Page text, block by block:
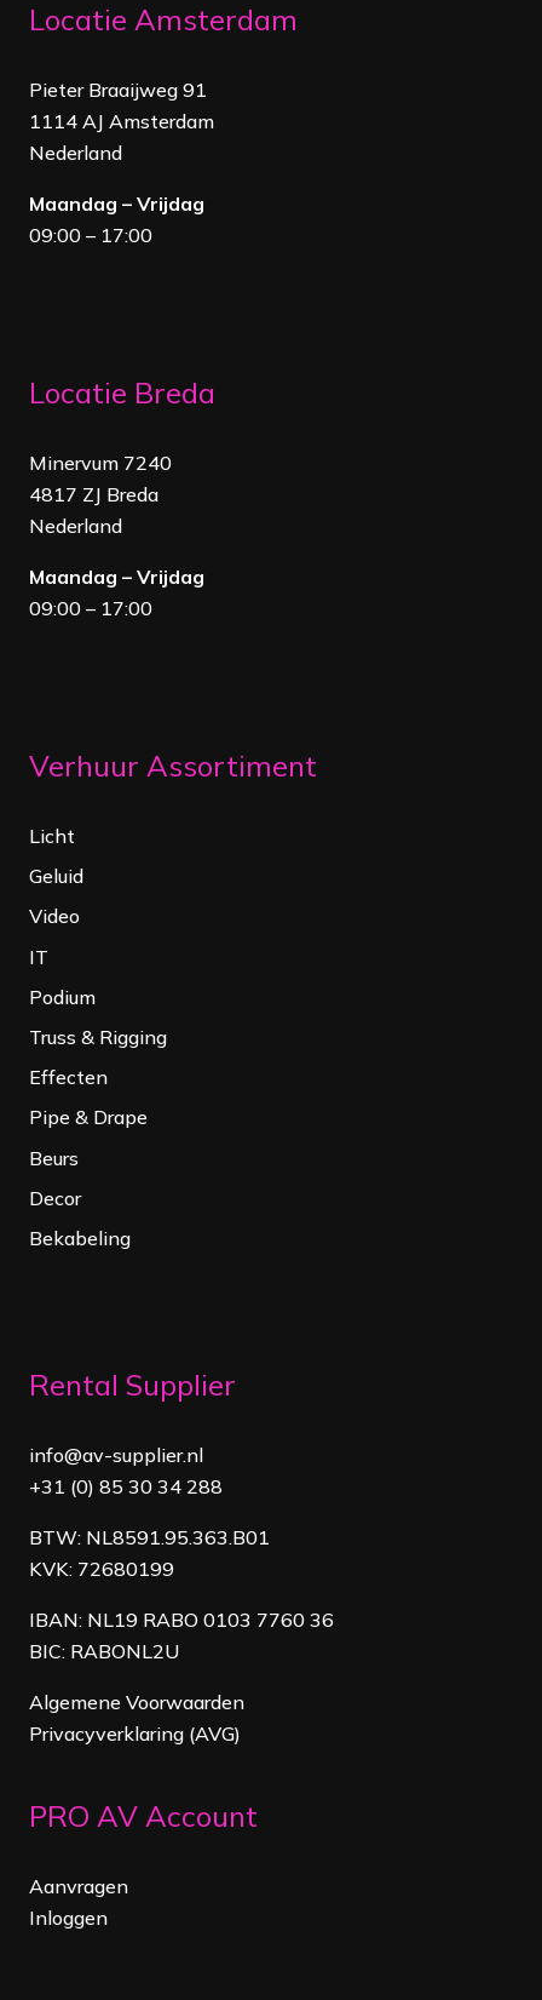
Locatie Amsterdam
Pieter Braaijweg 91
1114 AJ Amsterdam
Nederland
Maandag – Vrijdag
09:00 – 17:00
Locatie Breda
Minervum 7240
4817 ZJ Breda
Nederland
Maandag – Vrijdag
09:00 – 17:00
Verhuur Assortiment
Licht
Geluid
Video
IT
Podium
Truss & Rigging
Effecten
Pipe & Drape
Beurs
Decor
Bekabeling
Rental Supplier
info@av-supplier.nl
+31 (0) 85 30 34 288
BTW: NL8591.95.363.B01
KVK: 72680199
IBAN: NL19 RABO 0103 7760 36
BIC: RABONL2U
Algemene Voorwaarden
Privacyverklaring (AVG)
PRO AV Account
Aanvragen
Inloggen